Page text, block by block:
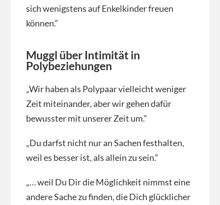
sich wenigstens auf Enkelkinder freuen
können.“
Muggl über Intimität in
Polybeziehungen
„Wir haben als Polypaar vielleicht weniger
Zeit miteinander, aber wir gehen dafür
bewusster mit unserer Zeit um.“
„Du darfst nicht nur an Sachen festhalten,
weil es besser ist, als allein zu sein.“
„… weil Du Dir die Möglichkeit nimmst eine
andere Sache zu finden, die Dich glücklicher